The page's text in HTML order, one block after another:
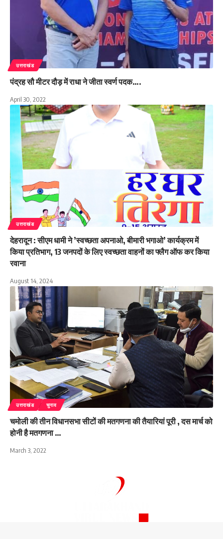
उत्तराखंड
पंद्रह सौ मीटर दौड़ में राधा ने जीता स्वर्ण पदक….
April 30, 2022
उत्तराखंड
देहरादून : सीएम धामी ने ’स्वच्छता अपनाओ, बीमारी भगाओ’ कार्यक्रम में
किया प्रतिभाग, 13 जनपदों के लिए स्वच्छता वाहनों का फ्लैग ऑफ कर किया
रवाना
August 14, 2024
उत्तराखंड चुनाव
चमोली की तीन विधानसभा सीटों की मतगणना की तैयारियां पूरी , दस मार्च को
होनी है मतगणना …
March 3, 2022